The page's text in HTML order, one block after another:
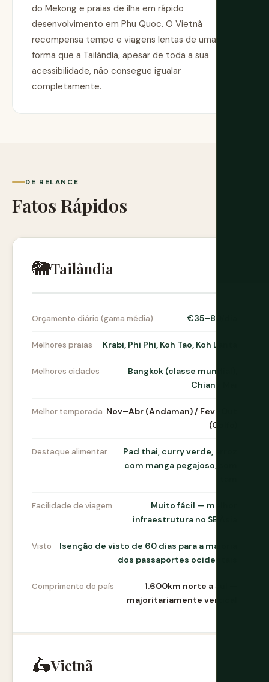
do Mekong e praias de ilha em rápido
desenvolvimento em Phu Quoc. O Vietnã
recompensa tempo e viagens lentas de uma
forma que a Tailândia, apesar de toda a sua
acessibilidade, não consegue igualar
completamente.
DE RELANCE
Fatos Rápidos
🐘Tailândia
Orçamento diário (gama média) €35–80/dia
Melhores praias Krabi, Phi Phi, Koh Tao, Koh Lanta
Melhores cidades
Bangkok (classe mundial),
Chiang Mai
Melhor temporada Nov–Abr (Andaman) / Fev–Out
(Golfo)
Destaque alimentar
Pad thai, curry verde, arroz
com manga pegajoso, som
Facilidade de viagem
Muito fácil — melhor
infraestrutura no SE Ásia
Visto
Isenção de visto de 60 dias para a maioria
dos passaportes ocidentais
Comprimento do país
1.600km norte a sul —
majoritariamente vertical
🛵Vietnã